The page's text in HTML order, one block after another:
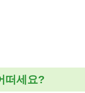
떠세요?